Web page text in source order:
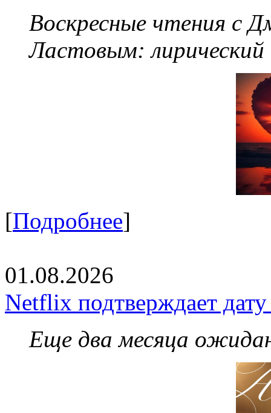
Воскресные чтения с
Ластовым:
[Подробнее]
01.08.2026
Netflix подтверждает
Еще два месяца